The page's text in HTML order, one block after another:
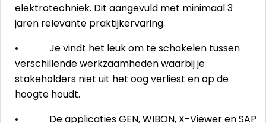
elektrotechniek. Dit aangevuld met minimaal 3
jaren relevante praktijkervaring.
• Je vindt het leuk om te schakelen tussen
verschillende werkzaamheden waarbij je
stakeholders niet uit het oog verliest en op de
hoogte houdt.
• De applicaties GEN, WIBON, X-Viewer en SAP